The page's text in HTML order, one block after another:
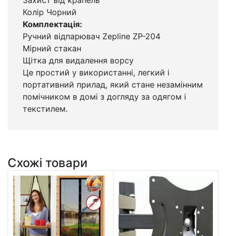
Колір Чорний
Комплектація:
Ручний відпарювач Zepline ZP-204
Мірний стакан
Щітка для видалення ворсу
Це простий у використанні, легкий і
портативний прилад, який стане незамінним
помічником в домі з догляду за одягом і
текстилем.
Схожі товари